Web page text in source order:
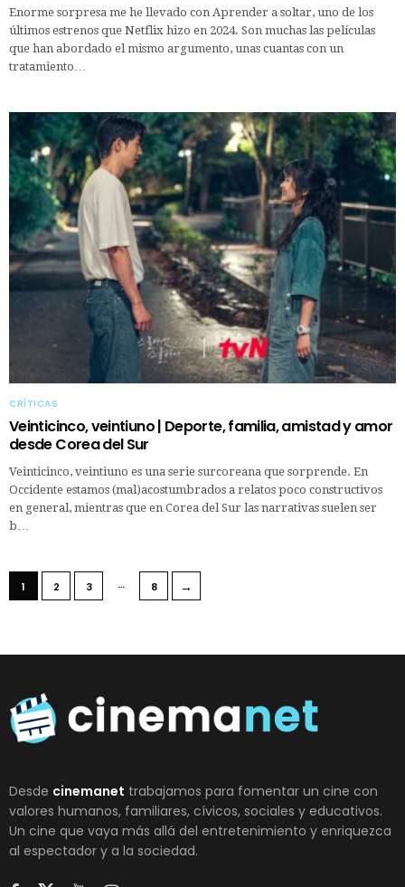
Enorme sorpresa me he llevado con Aprender a soltar, uno de los
últimos estrenos que Netflix hizo en 2024. Son muchas las películas
que han abordado el mismo argumento, unas cuantas con un
tratamiento…
CRÍTICAS
Veinticinco, veintiuno | Deporte, familia, amistad y amor
desde Corea del Sur
Veinticinco, veintiuno es una serie surcoreana que sorprende. En
Occidente estamos (mal)acostumbrados a relatos poco constructivos
en general, mientras que en Corea del Sur las narrativas suelen ser
b…
1 2 3 … 8 →
Desde cinemanet trabajamos para fomentar un cine con
valores humanos, familiares, cívicos, sociales y educativos.
Un cine que vaya más allá del entretenimiento y enriquezca
al espectador y a la sociedad.